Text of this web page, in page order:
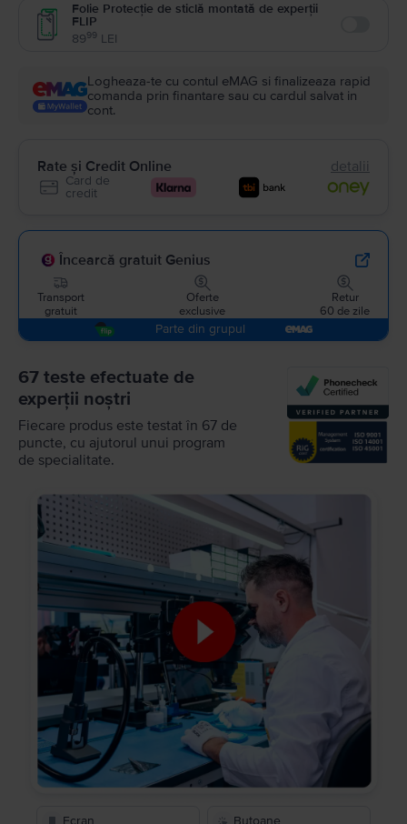
Folie Protecție de sticlă montată de experții
FLIP
8999 LEI
Logheaza-te cu contul eMAG si finalizeaza rapid
comanda prin finantare sau cu cardul salvat in
cont.
Rate și Credit Online detalii
Card de
credit
Încearcă gratuit Genius
Transport
gratuit
Oferte
exclusive
Retur
60 de zile
Parte din grupul
67 teste efectuate de
experții noștri
Fiecare produs este testat în 67 de
puncte, cu ajutorul unui program
de specialitate.